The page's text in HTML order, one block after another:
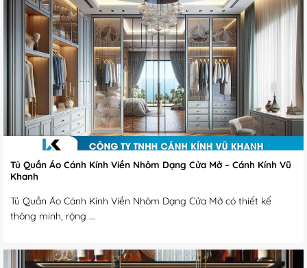
Tủ Quần Áo Cánh Kính Viền Nhôm Dạng Cửa Mở – Cánh Kính Vũ
Khanh
Tủ Quần Áo Cánh Kính Viền Nhôm Dạng Cửa Mở có thiết kế
thông minh, rộng ...